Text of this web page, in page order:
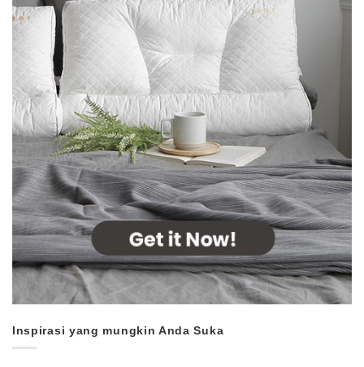
Inspirasi yang mungkin Anda Suka